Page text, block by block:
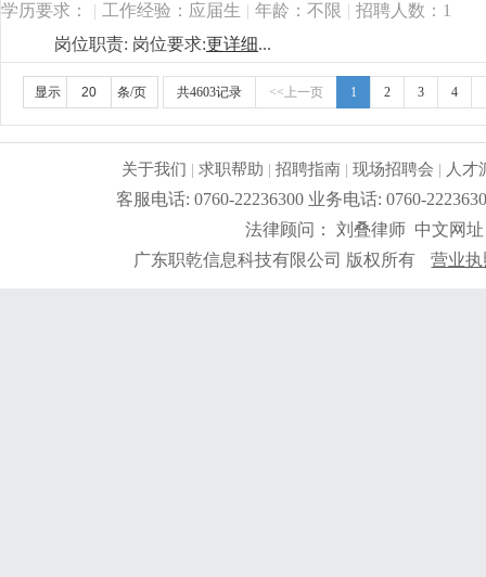
学历要求： | 工作经验：应届生 | 年龄：不限 | 招聘人数：1
岗位职责: 岗位要求:更详细...
显示 条/页 共4603记录 <<上一页 1 2 3 4
关于我们 |求职帮助 |招聘指南 |现场招聘会 | 人才
客服电话: 0760-22236300 业务电话: 0760-
法律顾问： 刘叠律师 中文网
广东职乾信息科技有限公司 版权所有
营业